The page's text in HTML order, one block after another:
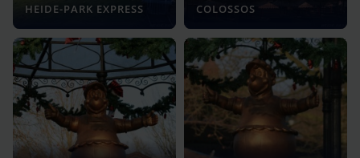
HEIDE-PARK EXPRESS COLOSSOS